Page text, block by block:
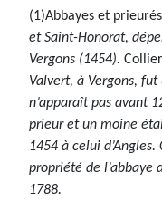
(1)Abbayes et
et Saint-Honorat,
Vergons (1454).
Valvert, à Vergons, fut
n’apparaît pas avant
prieur et un moine
1454 à celui
propriété de l’abbaye
1788.